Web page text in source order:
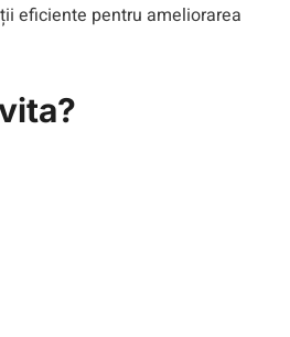
eficiente pentru ameliorarea